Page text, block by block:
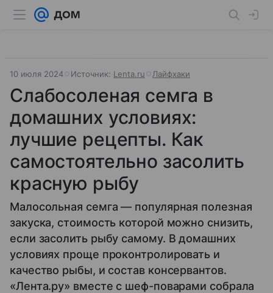
10 июля 2024 Источник: Lenta.ru Лайфхаки
Слабосоленая семга в
домашних условиях:
лучшие рецепты. Как
самостоятельно засолить
красную рыбу
Малосольная семга — популярная полезная
закуска, стоимость которой можно снизить,
если засолить рыбу самому. В домашних
условиях проще проконтролировать и
качество рыбы, и состав консервантов.
«Лента.ру» вместе с шеф-поварами собрала